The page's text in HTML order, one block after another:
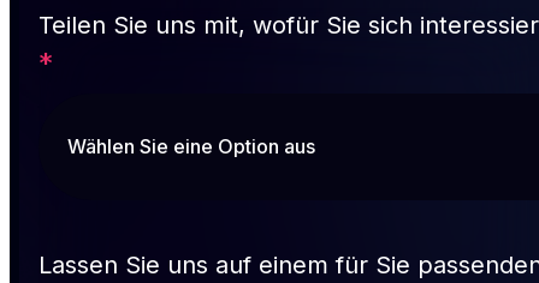
Teilen Sie uns mit, wofür Sie sich
*
Lassen Sie uns auf einem für Sie